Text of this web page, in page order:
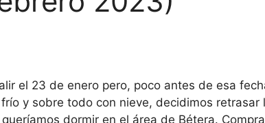
el 23 de enero pero, poco antes de esa
y sobre todo con nieve, decidimos retrasar
dormir en el área de Bétera.